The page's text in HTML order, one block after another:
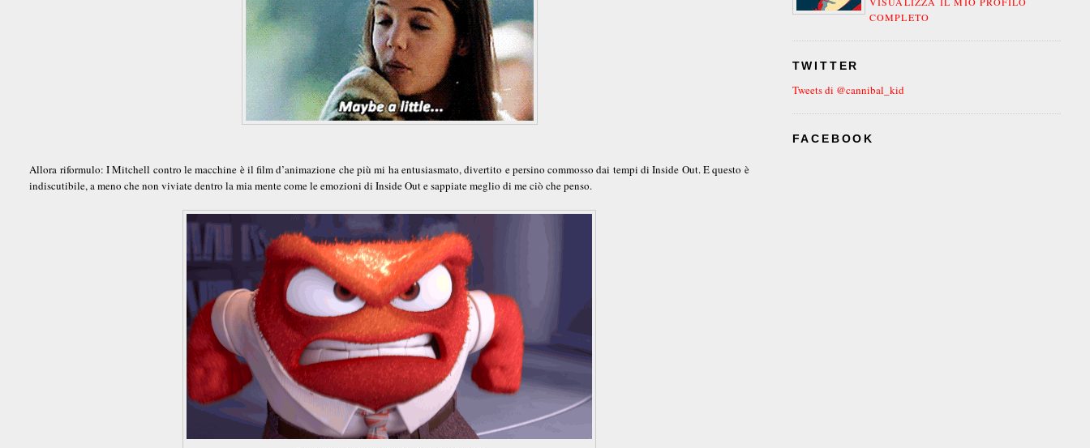
Allora riformulo: I Mitchell contro le macchine è il film d’animazione che più mi ha entusiasmato, divertito e persino commosso dai tempi di Inside Out. E questo è
indiscutibile, a meno che non viviate dentro la mia mente come le emozioni di Inside Out e sappiate meglio di me ciò che penso.
COMPLETO
TWITTER
Tweets di @cannibal_kid
FACEBOOK